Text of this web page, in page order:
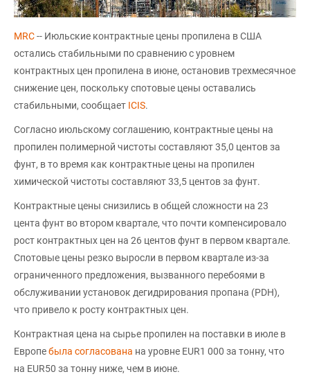
MRC-- Июльские контрактные цены пропилена в США
остались стабильными по сравнению с уровнем
контрактных цен пропилена в июне, остановив трехмесячное
снижение цен, поскольку спотовые цены оставались
стабильными, сообщает ICIS.
Согласно июльскому соглашению, контрактные цены на
пропилен полимерной чистоты составляют 35,0 центов за
фунт, в то время как контрактные цены на пропилен
химической чистоты составляют 33,5 центов за фунт.
Контрактные цены снизились в общей сложности на 23
цента фунт во втором квартале, что почти компенсировало
рост контрактных цен на 26 центов фунт в первом квартале.
Спотовые цены резко выросли в первом квартале из-за
ограниченного предложения, вызванного перебоями в
обслуживании установок дегидрирования пропана (PDH),
что привело к росту контрактных цен.
Контрактная цена на сырье пропилен на поставки в июле в
Европебыла согласована на уровне EUR1 000 за тонну, что
на EUR50 за тонну ниже, чем в июне.